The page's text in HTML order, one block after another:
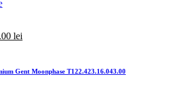
lei
1,521.00 lei.
Gent Moonphase T122.423.16.043.00